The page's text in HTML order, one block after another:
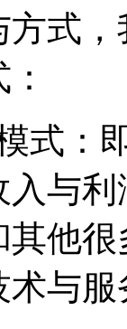
式
式：
入与
他
与